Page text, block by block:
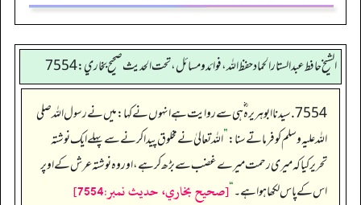
الشيخ حافط عبدالستار الحماد حفظ الله، فوائد و مسائل، تحت الحديث صحيح بخاري:7554
7554. سیدنا ابو ہریرہ ؓ ہی سے روایت ہے انہوں نے کہا: میں نے رسول اللہ صلی
اللہ علیہ وسلم کو فرماتے سنا:”اللہ تعالیٰ نے مخلوق پیدا کرنے سے پہلے ایک نوشتہ
تحریر کیا کہ میری رحمت میرے غضب سے بڑھ کر ہے، اور وہ نوشتہ عرش کے اوپر
اس کے پاس لکھا ہوا ہے۔“[صحيح بخاري، حديث نمبر:7554]